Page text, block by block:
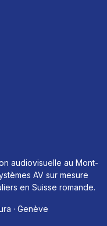
audiovisuelle au Mont-
AV sur mesure
en Suisse romande.
· Genève